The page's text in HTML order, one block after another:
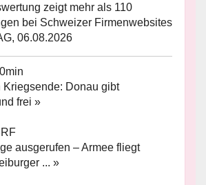
zeigt mehr als 110
bei Schweizer Firmenwebsites
06.08.2026
Kriegsende: Donau gibt
frei »
ausgerufen – Armee fliegt
... »